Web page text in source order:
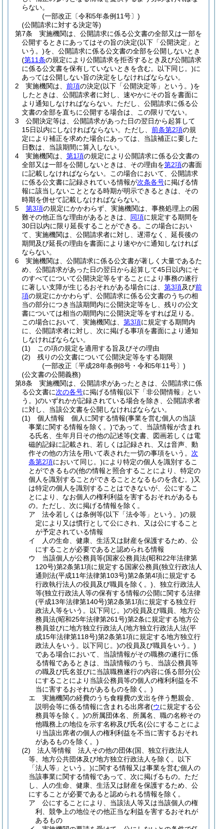
らない。
(一部改正〔令和5年条例11号〕)
(公開請求に対する決定等)
第7条
実施機関は、公開請求に係る公文書の全部又は一部を
公開するときにあってはその旨の決定(以下「公開決定」と
いう。)を、公開請求に係る公文書の全部を公開しないとき
(第11条の規定により公開請求を拒否するとき及び公開請求
に係る公文書を保有していないときを含む。以下同じ。)に
あっては公開しない旨の決定をしなければならない。
2
実施機関は、 前項の決定(以下「公開決定等」という。)を
したときは、公開請求者に対し、速やかにその旨を書面に
より通知しなければならない。 ただし、公開請求に係る公
文書の全部を直ちに公開する場合は、この限りでない。
3
公開決定等は、公開請求があった日の翌日から起算して
15日以内にしなければならない。 ただし、 前条第2項の規
定により補正を求めた場合にあっては、当該補正に要した
日数は、当該期間に算入しない。
4
実施機関は、 第1項の規定により公開請求に係る公文書の
全部又は一部を公開しないときは、その理由を第2項の書面
に記載しなければならない。
この場合において、公開請求
に係る公文書に記録されている情報が次条各号に掲げる情
報に該当しないこととなる時期が明示できるときは、その
時期を併せて記載しなければならない。
5
第3項の規定にかかわらず、実施機関は、事務処理上の困
難その他正当な理由があるときは、 同項に規定する期間を
30日以内に限り延長することができる。
この場合におい
て、実施機関は、公開請求者に対し、遅滞なく、延長後の
期間及び延長の理由を書面により速やかに通知しなければ
ならない。
6
実施機関は、公開請求に係る公文書が著しく大量であるた
め、公開請求があった日の翌日から起算して45日以内にそ
のすべてについて公開決定等をすることにより事務の遂行
に著しい支障が生じるおそれがある場合には、 第3項及び前
項の規定にかかわらず、公開請求に係る公文書のうちの相
当の部分につき当該期間内に公開決定等をし、残りの公文
書については相当の期間内に公開決定等をすれば足りる。
この場合において、実施機関は、 第3項に規定する期間内
に、公開請求者に対し、次に掲げる事項を書面により通知
しなければならない。
(1)
この項の規定を適用する旨及びその理由
(2)
残りの公文書について公開決定等をする期限
(一部改正〔平成28年条例8号・令和5年11号〕)
(公文書の公開義務)
第8条
実施機関は、公開請求があったときは、公開請求に係
る公文書に次の各号に掲げる情報(以下「非公開情報」とい
う。)のいずれかが記録されている場合を除き、公開請求者
に対し、当該公文書を公開しなければならない。
(1)
個人情報 個人に関する情報(事業を営む個人の当該
事業に関する情報を除く。)であって、当該情報が含まれ
る氏名、生年月日その他の記述等(文書、図画若しくは電
磁的記録に記載され、若しくは記録され、又は音声、動
作その他の方法を用いて表された一切の事項をいう。 次
条第2項において同じ。)により特定の個人を識別するこ
とができるもの(他の情報と照合することにより、特定の
個人を識別することができることとなるものを含む。)又
は特定の個人を識別することはできないが、公にするこ
とにより、なお個人の権利利益を害するおそれがあるも
の。 ただし、次に掲げる情報を除く。
ア
法令若しくは条例等(以下「法令等」という。)の規
定により又は慣行として公にされ、又は公にすること
が予定されている情報
イ
人の生命、健康、生活又は財産を保護するため、公
にすることが必要であると認められる情報
ウ
当該個人が公務員等(国家公務員法(昭和22年法律第
120号)第2条第1項に規定する国家公務員(独立行政法人
通則法(平成11年法律第103号)第2条第4項に規定する
行政執行法人の役員及び職員を除く。) 、独立行政法人
等(独立行政法人等の保有する情報の公開に関する法律
(平成13年法律第140号)第2条第1項に規定する独立行
政法人等をいう。以下同じ。)の役員及び職員、地方公
務員法(昭和25年法律第261号)第2条に規定する地方公
務員並びに地方独立行政法人(地方独立行政法人法(平
成15年法律第118号)第2条第1項に規定する地方独立行
政法人をいう。以下同じ。)の役員及び職員をいう。)
である場合において、当該情報がその職務の遂行に係
る情報であるときは、当該情報のうち、当該公務員等
の職及び氏名並びに当該職務遂行の内容に係る部分(公
にすることにより当該公務員等の個人の権利利益を不
当に害するおそれがあるものを除く。)
エ
実施機関の経費のうち食糧費の支出を伴う懇親会、
説明会等に係る情報に含まれる出席者(ウに規定する公
務員等を除く。)の所属団体名、所属名、職の名称その
他職務上の地位を示す名称及び氏名(公にすることによ
り当該出席者の個人の権利利益を不当に害するおそれ
があるものを除く。)
(2)
法人等情報 法人その他の団体(国、独立行政法人
等、地方公共団体及び地方独立行政法人を除く。以下
「法人等」という。)に関する情報又は事業を営む個人の
当該事業に関する情報であって、次に掲げるもの。 ただ
し、人の生命、健康、生活又は財産を保護するため、公
にすることが必要であると認められる情報を除く。
ア
公にすることにより、当該法人等又は当該個人の権
利、競争上の地位その他正当な利益を害するおそれが
あるもの